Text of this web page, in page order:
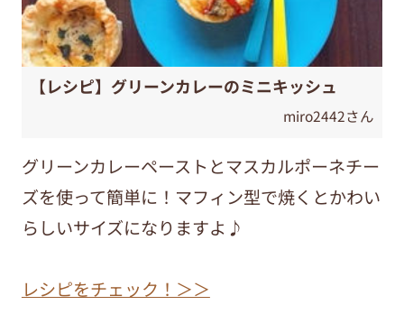
【レシピ】グリーンカレーのミニキッシュ
miro2442さん
グリーンカレーペーストとマスカルポーネチー
ズを使って簡単に！マフィン型で焼くとかわい
らしいサイズになりますよ♪
レシピをチェック！＞＞